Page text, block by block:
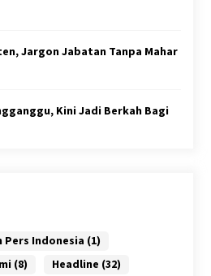
Jargon Jabatan Tanpa Mahar
Kini Jadi Berkah Bagi
Pers Indonesia (1)
(8) Headline (32)